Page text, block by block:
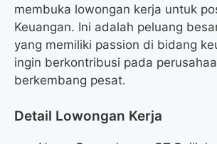
membuka lowongan kerja untuk
Keuangan. Ini adalah peluang
yang memiliki passion di bidang
ingin berkontribusi pada
berkembang pesat.
Detail Lowongan Kerja